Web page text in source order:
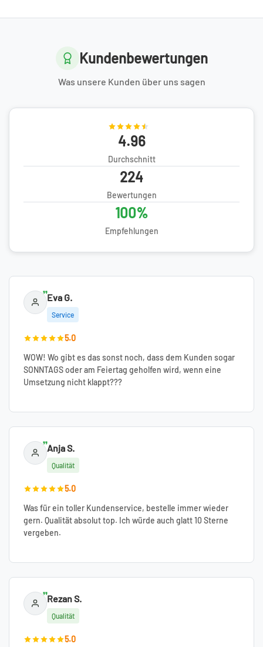
Kundenbewertungen
Was unsere Kunden über uns sagen
4.96
Durchschnitt
224
Bewertungen
100%
Empfehlungen
Eva G.
Service
5.0
WOW! Wo gibt es das sonst noch, dass dem Kunden sogar
SONNTAGS oder am Feiertag geholfen wird, wenn eine
Umsetzung nicht klappt???
Anja S.
Qualität
5.0
Was für ein toller Kundenservice, bestelle immer wieder
gern. Qualität absolut top. Ich würde auch glatt 10 Sterne
vergeben.
Rezan S.
Qualität
5.0